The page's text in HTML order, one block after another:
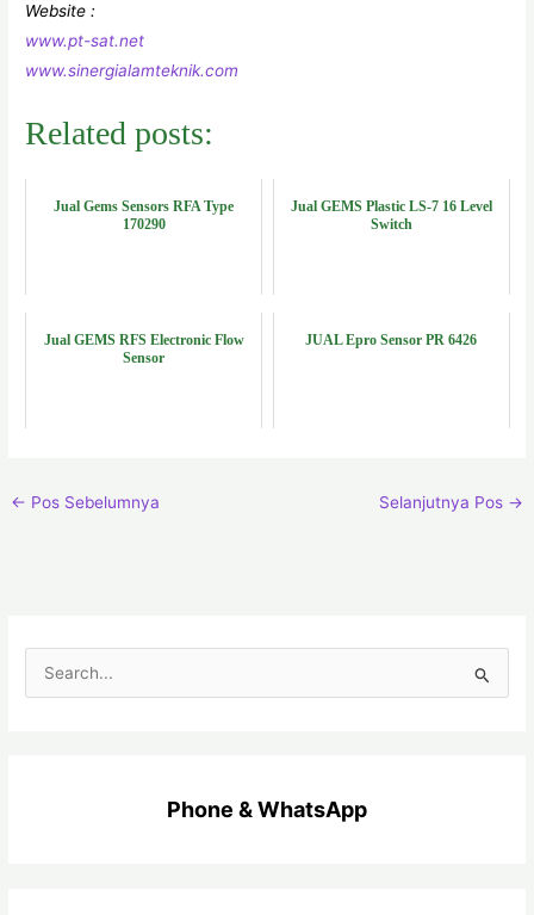
Website :
www.pt-sat.net
www.sinergialamteknik.com
Related posts:
Jual Gems Sensors RFA Type
170290
Jual GEMS Plastic LS-7 16 Level
Switch
Jual GEMS RFS Electronic Flow
Sensor
JUAL Epro Sensor PR 6426
← Pos Sebelumnya Selanjutnya Pos →
Phone & WhatsApp